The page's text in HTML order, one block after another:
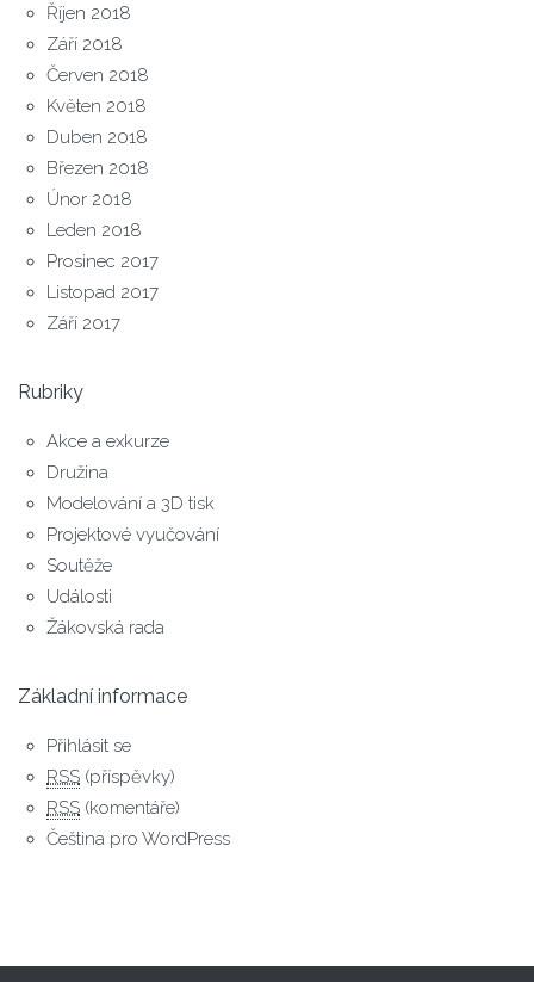
Říjen 2018
Září 2018
Červen 2018
Květen 2018
Duben 2018
Březen 2018
Únor 2018
Leden 2018
Prosinec 2017
Listopad 2017
Září 2017
Rubriky
Akce a exkurze
Družina
Modelování a 3D tisk
Projektové vyučování
Soutěže
Události
Žákovská rada
Základní informace
Přihlásit se
RSS (příspěvky)
RSS (komentáře)
Čeština pro WordPress